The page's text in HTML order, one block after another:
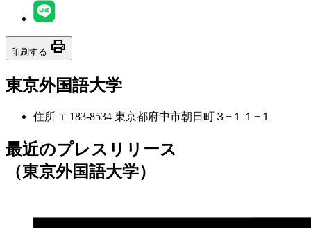
印刷する print
東京外国語大学
住所 〒183-8534 東京都府中市朝日町３−１１−１
最近のプレスリリース
（東京外国語大学）